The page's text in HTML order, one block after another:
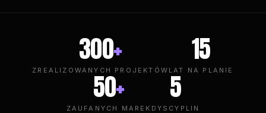
300+
ZREALIZOWANYCH PROJEKTÓW
15
LAT NA PLANIE
50+
ZAUFANYCH MAREK
5
DYSCYPLIN